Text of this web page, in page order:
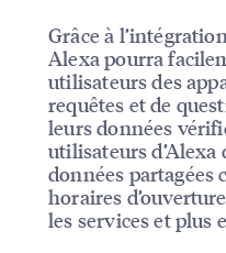
Grâce à
Alexa pourra
utilisateurs des
requêtes et de
leurs données
utilisateurs
données partagées
horaires
les services et plus